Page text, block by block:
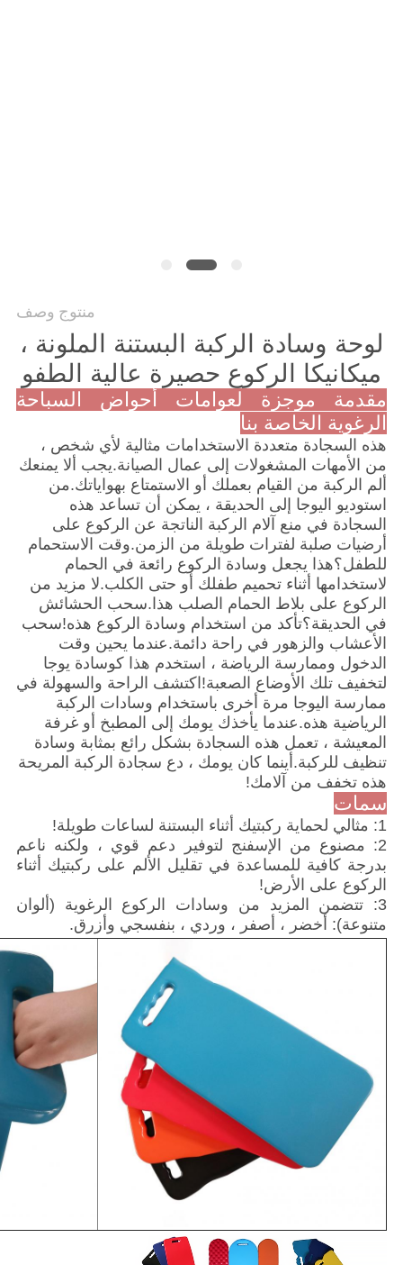
منتوج وصف
لوحة وسادة الركبة البستنة الملونة ،
ميكانيكا الركوع حصيرة عالية الطفو
مقدمة موجزة لعوامات أحواض السباحة
الرغوية الخاصة بنا
هذه السجادة متعددة الاستخدامات مثالية لأي شخص ،
من الأمهات المشغولات إلى عمال الصيانة.يجب ألا يمنعك
ألم الركبة من القيام بعملك أو الاستمتاع بهواياتك.من
استوديو اليوجا إلى الحديقة ، يمكن أن تساعد هذه
السجادة في منع آلام الركبة الناتجة عن الركوع على
أرضيات صلبة لفترات طويلة من الزمن.وقت الاستحمام
للطفل؟هذا يجعل وسادة الركوع رائعة في الحمام
لاستخدامها أثناء تحميم طفلك أو حتى الكلب.لا مزيد من
الركوع على بلاط الحمام الصلب هذا.سحب الحشائش
في الحديقة؟تأكد من استخدام وسادة الركوع هذه!سحب
الأعشاب والزهور في راحة دائمة.عندما يحين وقت
الدخول وممارسة الرياضة ، استخدم هذا كوسادة يوجا
لتخفيف تلك الأوضاع الصعبة!اكتشف الراحة والسهولة في
ممارسة اليوجا مرة أخرى باستخدام وسادات الركبة
الرياضية هذه.عندما يأخذك يومك إلى المطبخ أو غرفة
المعيشة ، تعمل هذه السجادة بشكل رائع بمثابة وسادة
تنظيف للركبة.أينما كان يومك ، دع سجادة الركبة المريحة
هذه تخفف من آلامك!
سمات
1: مثالي لحماية ركبتيك أثناء البستنة لساعات طويلة!
2: مصنوع من الإسفنج لتوفير دعم قوي ، ولكنه ناعم
بدرجة كافية للمساعدة في تقليل الألم على ركبتيك أثناء
الركوع على الأرض!
3: تتضمن المزيد من وسادات الركوع الرغوية (ألوان
متنوعة): أخضر ، أصفر ، وردي ، بنفسجي وأزرق.